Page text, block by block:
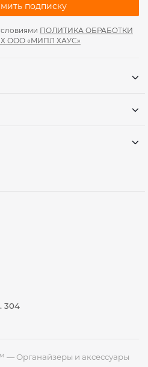
подписку
ПОЛИТИКА ОБРАБОТКИ
ООО «МИПЛ ХАУС»
304
— Органайзеры и аксессуары